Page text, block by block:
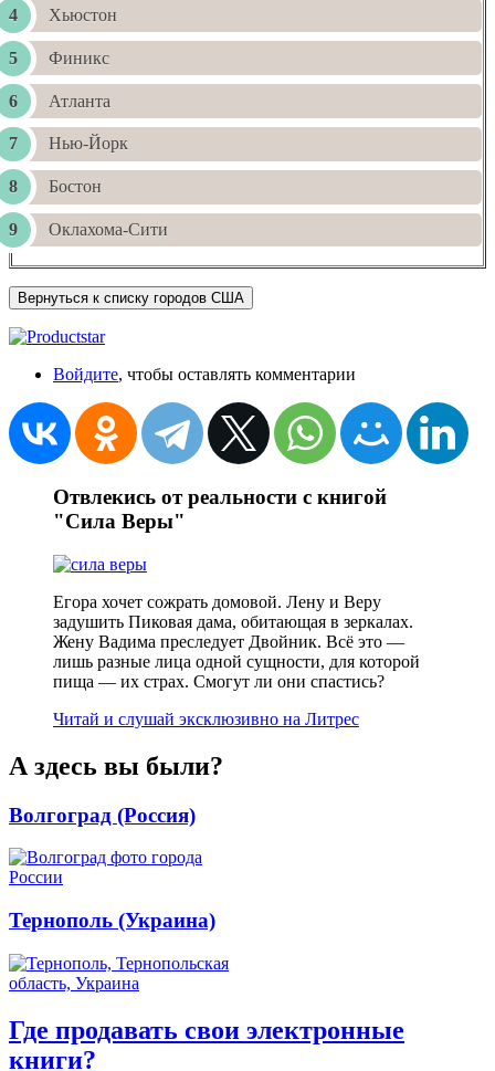
Хьюстон
Финикс
Атланта
Нью-Йорк
Бостон
Оклахома-Сити
Вернуться к списку городов США
Войдите, чтобы оставлять комментарии
Отвлекись от реальности с книгой
"Сила Веры"
Егора хочет сожрать домовой. Лену и Веру
задушить Пиковая дама, обитающая в зеркалах.
Жену Вадима преследует Двойник. Всё это —
лишь разные лица одной сущности, для которой
пища — их страх. Смогут ли они спастись?
Читай и слушай эксклюзивно на Литрес
А здесь вы были?
Волгоград (Россия)
Тернополь (Украина)
Где продавать свои электронные
книги?